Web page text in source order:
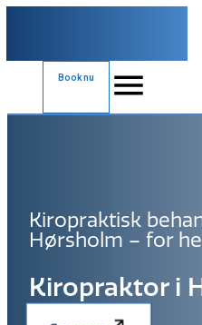
Book nu
Kiropraktisk
Hørsholm – for
Kiropraktor i